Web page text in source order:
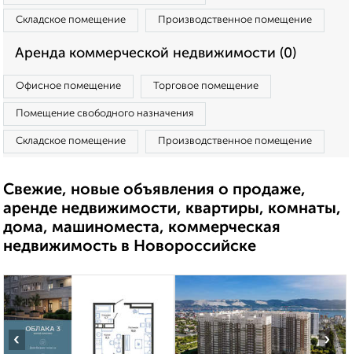
Складское помещение Производственное помещение
Аренда коммерческой недвижимости (0)
Офисное помещение Торговое помещение
Помещение свободного назначения
Складское помещение Производственное помещение
Свежие, новые объявления о продаже,
аренде недвижимости, квартиры, комнаты,
дома, машиноместа, коммерческая
недвижимость в Новороссийске
‹ ›